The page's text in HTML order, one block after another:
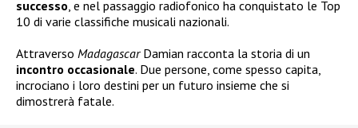
successo, e nel passaggio radiofonico ha conquistato le Top
10 di varie classifiche musicali nazionali.
Attraverso MadagascarDamian racconta la storia di un
incontro occasionale. Due persone, come spesso capita,
incrociano i loro destini per un futuro insieme che si
dimostrerà fatale.